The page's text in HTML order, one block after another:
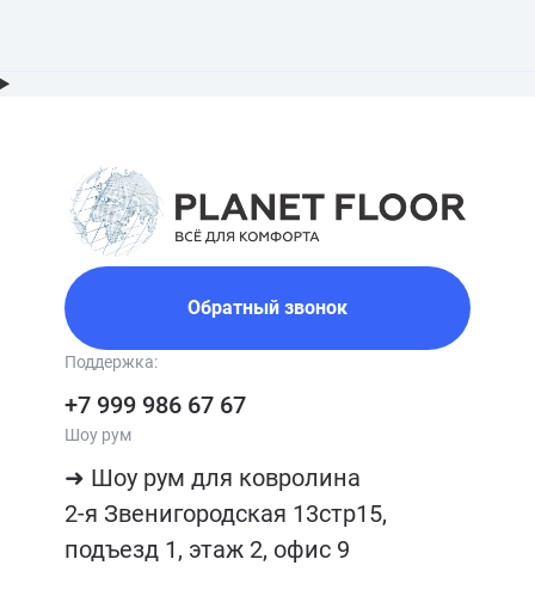
Обратный звонок
Поддержка:
+7 999 986 67 67
Шоу рум
➜ Шоу рум для ковролина
2-я Звенигородская 13стр15,
подъезд 1, этаж 2, офис 9